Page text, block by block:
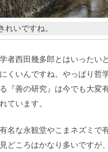
れいですね。
者西田幾多郎とはいったい
くいんですね。やっぱり哲
『善の研究』は今でも大変
ています。
名な永観堂やこまネズミで
どころはかなり多いですが